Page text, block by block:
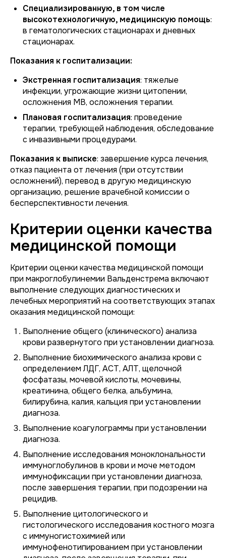
Специализированную, в том числе
высокотехнологичную, медицинскую помощь:
в гематологических стационарах и дневных
стационарах.
Показания к госпитализации:
Экстренная госпитализация: тяжелые
инфекции, угрожающие жизни цитопении,
осложнения МВ, осложнения терапии.
Плановая госпитализация: проведение
терапии, требующей наблюдения, обследование
с инвазивными процедурами.
Показания к выписке: завершение курса лечения,
отказ пациента от лечения (при отсутствии
осложнений), перевод в другую медицинскую
организацию, решение врачебной комиссии о
бесперспективности лечения.
Критерии оценки качества
медицинской помощи
Критерии оценки качества медицинской помощи
при макроглобулинемии Вальденстрема включают
выполнение следующих диагностических и
лечебных мероприятий на соответствующих этапах
оказания медицинской помощи:
Выполнение общего (клинического) анализа
крови развернутого при установлении диагноза.
Выполнение биохимического анализа крови с
определением ЛДГ, АСТ, АЛТ, щелочной
фосфатазы, мочевой кислоты, мочевины,
креатинина, общего белка, альбумина,
билирубина, калия, кальция при установлении
диагноза.
Выполнение коагулограммы при установлении
диагноза.
Выполнение исследования моноклональности
иммуноглобулинов в крови и моче методом
иммунофиксации при установлении диагноза,
после завершения терапии, при подозрении на
рецидив.
Выполнение цитологического и
гистологического исследования костного мозга
с иммуногистохимией или
иммунофенотипированием при установлении